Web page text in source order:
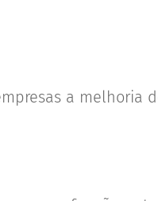
a melhoria